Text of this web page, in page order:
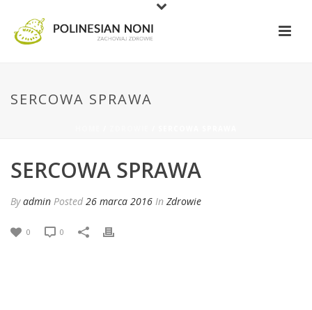
SERCOWA SPRAWA
SERCOWA SPRAWA
Byadmin Posted 26 marca 2016 In Zdrowie
0 0